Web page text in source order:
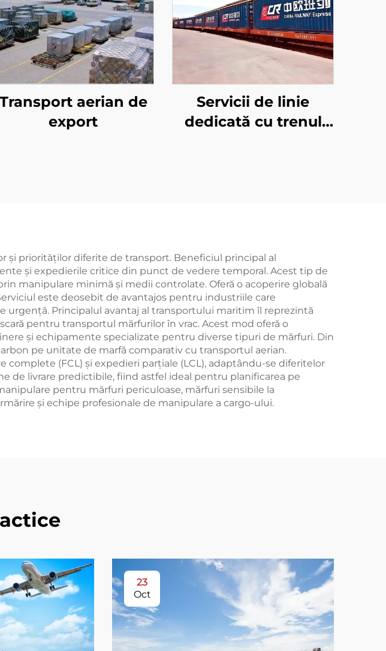
Transport aerian de
export
Servicii de linie
dedicată cu trenul
și priorităților diferite de transport. Beneficiul principal al
și expedierile critice din punct de vedere temporal. Acest tip de
manipulare minimă și medii controlate. Oferă o acoperire globală
este deosebit de avantajos pentru industriile care
urgență. Principalul avantaj al transportului maritim îl reprezintă
pentru transportul mărfurilor în vrac. Acest mod oferă o
și echipamente specializate pentru diverse tipuri de mărfuri. Din
pe unitate de marfă comparativ cu transportul aerian.
(FCL) și expedieri parțiale (LCL), adaptându-se diferitelor
de livrare predictibile, fiind astfel ideal pentru planificarea pe
pentru mărfuri periculoase, mărfuri sensibile la
și echipe profesionale de manipulare a cargo-ului.
23
Oct